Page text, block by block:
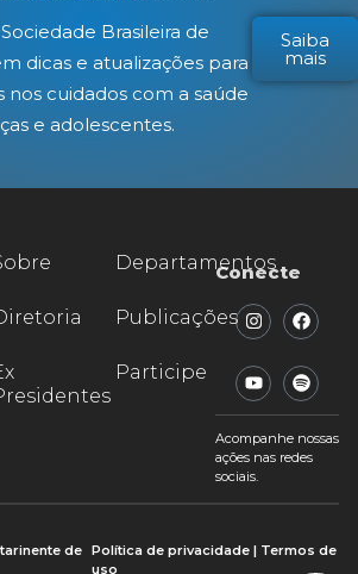
Brasileira de
dicas e atualizações para
nos cuidados com a saúde
e adolescentes.
Saiba
mais
Departamentos
Publicações
Participe
Conecte
Acompanhe nossas
ações nas redes
sociais.
de Política de privacidade | Termos de
uso